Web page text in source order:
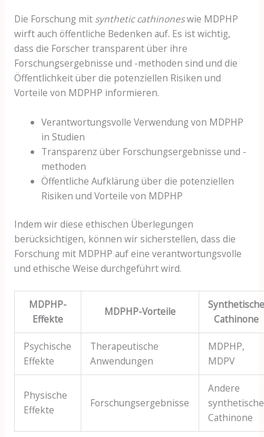
Die Forschung mit synthetic cathinoneswie MDPHP
wirft auch öffentliche Bedenken auf. Es ist wichtig,
dass die Forscher transparent über ihre
Forschungsergebnisse und -methoden sind und die
Öffentlichkeit über die potenziellen Risiken und
Vorteile von MDPHP informieren.
Verantwortungsvolle Verwendung von MDPHP
in Studien
Transparenz über Forschungsergebnisse und -
methoden
Öffentliche Aufklärung über die potenziellen
Risiken und Vorteile von MDPHP
Indem wir diese ethischen Überlegungen
berücksichtigen, können wir sicherstellen, dass die
Forschung mit MDPHP auf eine verantwortungsvolle
und ethische Weise durchgeführt wird.
MDPHP-
Effekte
MDPHP-Vorteile
Cathinone
Psychische
Effekte
Therapeutische
Anwendungen
MDPHP,
MDPV
Physische
Effekte
Forschungsergebnisse
Andere
synthetische
Cathinone